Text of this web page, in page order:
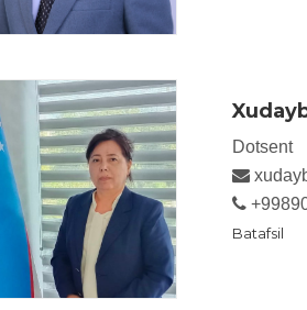
Dotsent
Batafsil